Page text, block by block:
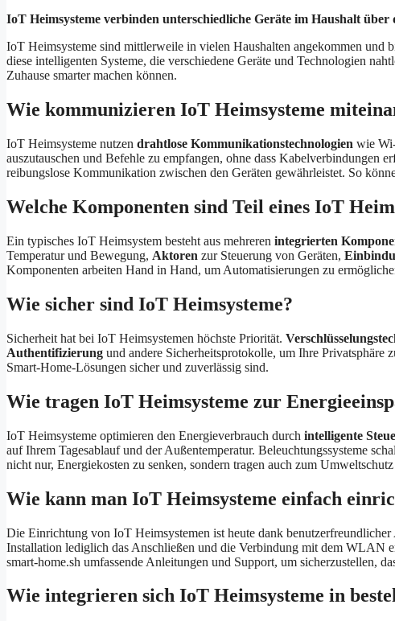
IoT Heimsysteme verbinden unterschiedliche Geräte im Haushalt
IoT Heimsysteme sind mittlerweile in vielen Haushalten angekommen
diese intelligenten Systeme, die verschiedene Geräte und Technologien
Zuhause smarter machen können.
Wie kommunizieren IoT Heimsysteme
IoT Heimsysteme nutzen drahtlose Kommunikationstechnologien wie
auszutauschen und Befehle zu empfangen, ohne dass Kabelverbindungen
reibungslose Kommunikation zwischen den Geräten gewährleistet. So
Welche Komponenten sind Teil eines IoT
Ein typisches IoT Heimsystem besteht aus mehreren integrierten
Temperatur und Bewegung, Aktoren zur Steuerung von Geräten,
Komponenten arbeiten Hand in Hand, um Automatisierungen zu
Wie sicher sind IoT Heimsysteme?
Sicherheit hat bei IoT Heimsystemen höchste Priorität.
Authentifizierung und andere Sicherheitsprotokolle, um Ihre Privatsphäre
Smart-Home-Lösungen sicher und zuverlässig sind.
Wie tragen IoT Heimsysteme zur
IoT Heimsysteme optimieren den Energieverbrauch durch intelligente
auf Ihrem Tagesablauf und der Außentemperatur. Beleuchtungssysteme
nicht nur, Energiekosten zu senken, sondern tragen auch zum
Wie kann man IoT Heimsysteme einfach
Die Einrichtung von IoT Heimsystemen ist heute dank benutzerfreundlicher
Installation lediglich das Anschließen und die Verbindung mit dem WLAN
smart-home.sh umfassende Anleitungen und Support, um sicherzustellen,
Wie integrieren sich IoT Heimsysteme in